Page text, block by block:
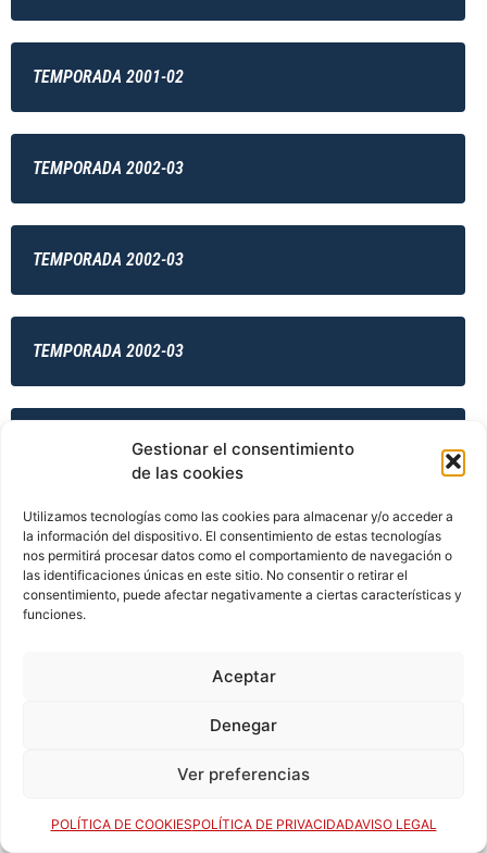
Gestionar el consentimiento
de las cookies
Utilizamos tecnologías como las cookies para almacenar y/o acceder a
la información del dispositivo. El consentimiento de estas tecnologías
nos permitirá procesar datos como el comportamiento de navegación o
las identificaciones únicas en este sitio. No consentir o retirar el
consentimiento, puede afectar negativamente a ciertas características y
funciones.
Aceptar
Denegar
Ver preferencias
POLÍTICA DE COOKIESPOLÍTICA DE PRIVACIDADAVISO LEGAL
TEMPORADA 2001-02
TEMPORADA 2002-03
TEMPORADA 2002-03
TEMPORADA 2002-03
TEMPORADA 2002-03
TEMPORADA 2003-04
TEMPORADA 2003-04